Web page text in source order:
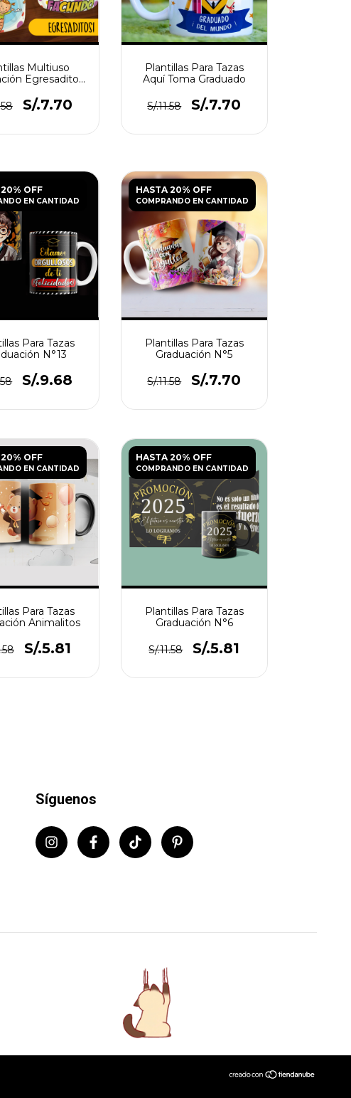
Multiuso
Egresaditos
S/.7.70
Plantillas Para Tazas
Aquí Toma Graduado
S/.11.58 S/.7.70
OFF
EN CANTIDAD
Para Tazas
N°13
S/.9.68
HASTA 20% OFF
COMPRANDO EN CANTIDAD
Plantillas Para Tazas
Graduación N°5
S/.11.58 S/.7.70
OFF
EN CANTIDAD
Para Tazas
Animalitos
S/.5.81
HASTA 20% OFF
COMPRANDO EN CANTIDAD
Plantillas Para Tazas
Graduación N°6
S/.11.58 S/.5.81
Síguenos